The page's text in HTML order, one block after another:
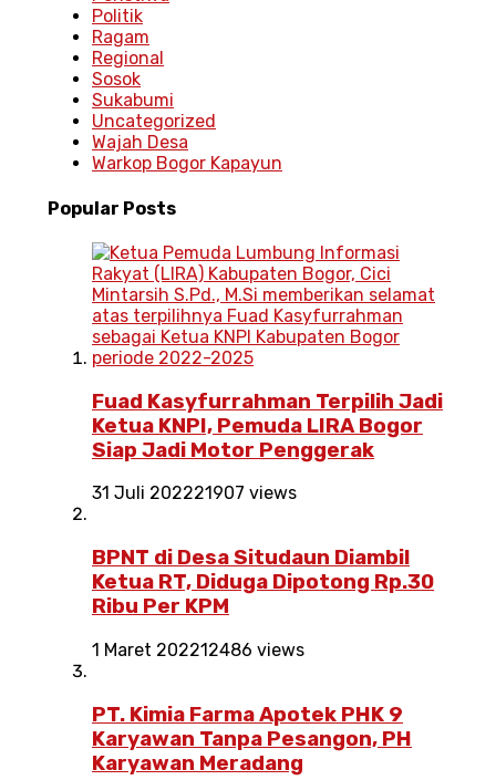
Politik
Ragam
Regional
Sosok
Sukabumi
Uncategorized
Wajah Desa
Warkop Bogor Kapayun
Popular Posts
Fuad Kasyfurrahman Terpilih Jadi
Ketua KNPI, Pemuda LIRA Bogor
Siap Jadi Motor Penggerak
31 Juli 202221907 views
BPNT di Desa Situdaun Diambil
Ketua RT, Diduga Dipotong Rp.30
Ribu Per KPM
1 Maret 202212486 views
PT. Kimia Farma Apotek PHK 9
Karyawan Tanpa Pesangon, PH
Karyawan Meradang